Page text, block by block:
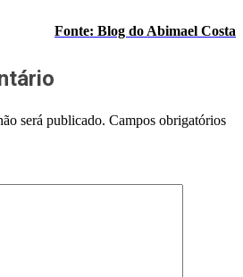
Fonte: Blog do Abimael Costa
será publicado. Campos obrigatórios